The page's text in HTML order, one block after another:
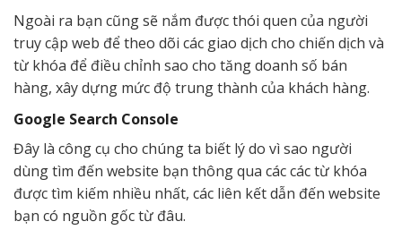
Ngoài ra bạn cũng sẽ nắm được thói quen của người
truy cập web để theo dõi các giao dịch cho chiến dịch và
từ khóa để điều chỉnh sao cho tăng doanh số bán
hàng, xây dựng mức độ trung thành của khách hàng.
Google Search Console
Đây là công cụ cho chúng ta biết lý do vì sao người
dùng tìm đến website bạn thông qua các các từ khóa
được tìm kiếm nhiều nhất, các liên kết dẫn đến website
bạn có nguồn gốc từ đâu.